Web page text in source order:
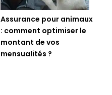
Assurance pour animaux
: comment optimiser le
montant de vos
mensualités ?